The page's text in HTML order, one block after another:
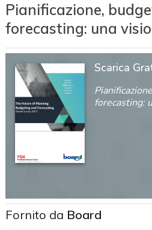
Pianificazione,
forecasting: una
Scarica
forecasting:
Fornito da Board